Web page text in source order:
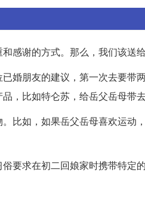
感谢的方式。那么，我们该送
婚朋友的建议，第一次去要带
，比如特仑苏，给岳父岳母带去
比如，如果岳父岳母喜欢运动
要求在初二回娘家时携带特定